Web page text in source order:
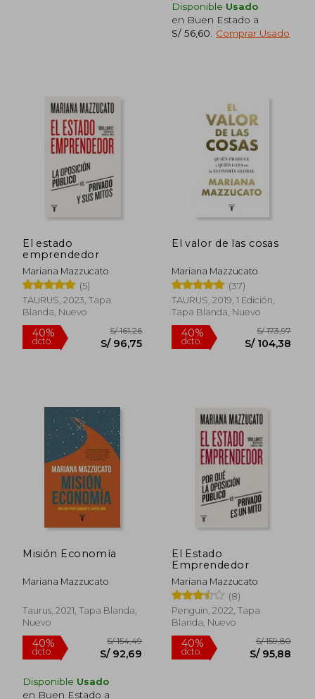
dcto. S/ 40,97
Disponible Usado
en Buen Estado a
S/ 56,60
Comprar Usado
El estado
emprendedor
Mariana Mazzucato
(5)
TAURUS, 2023, Tapa
Blanda, Nuevo
40%
El valor de las cosas
Mariana Mazzucato
(37)
TAURUS, 2019, 1 Edición,
Tapa Blanda, Nuevo
40%
Misión Economía
Mariana Mazzucato
Taurus, 2021, Tapa Blanda,
Nuevo
Disponible Usado
en Buen Estado a
El Estado
Emprendedor
Mariana Mazzucato
(8)
Penguin, 2022, Tapa
Blanda, Nuevo